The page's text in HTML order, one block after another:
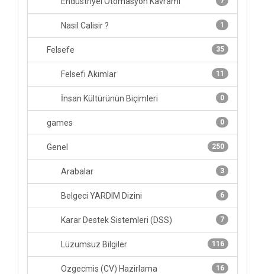
1
Nasil Calisir ?
35
Felsefe
11
Felsefi Akımlar
0
İnsan Kültürünün Biçimleri
0
games
250
Genel
3
Arabalar
6
Belgeci YARDIM Dizini
7
Karar Destek Sistemleri (DSS)
116
Lüzumsuz Bilgiler
16
Ozgecmis (CV) Hazirlama